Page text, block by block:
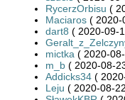
RycerzOrbisu (
Maciaros ( 2020-
dart8 ( 2020-09-
mictka ( 2020-
m_b ( 2020-08-
Addicks34 (
Leju ( 2020-08-